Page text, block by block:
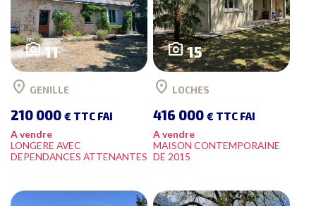
photo_camera11
location_on GENILLE
210 000€ TTC FAI
A vendre
LONGERE AVEC
DEPENDANCES ATTENANTES
photo_camera15
location_on LOCHES
416 000€ TTC FAI
A vendre
MAISON CONTEMPORAINE
DE 2015